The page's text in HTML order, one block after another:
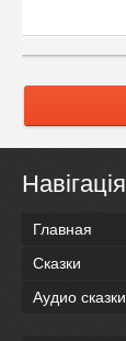
Навігація
Главная
Сказки
Аудио сказки